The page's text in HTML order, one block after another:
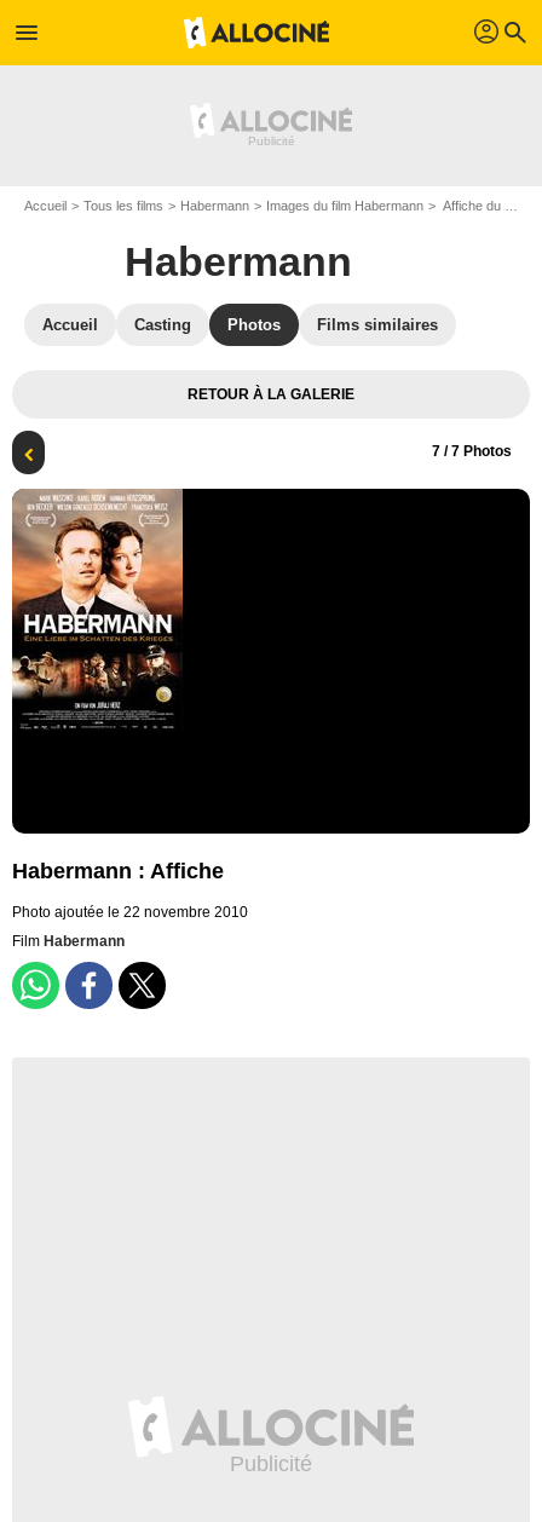
menu profil search
Accueil Tous les films Habermann Images du film Habermann Affiche du film Habermann - Photo 7
Habermann
Accueil Casting Photos Films similaires
RETOUR À LA GALERIE
7 / 7 Photos
Habermann : Affiche
Photo ajoutée le 22 novembre 2010
Film Habermann